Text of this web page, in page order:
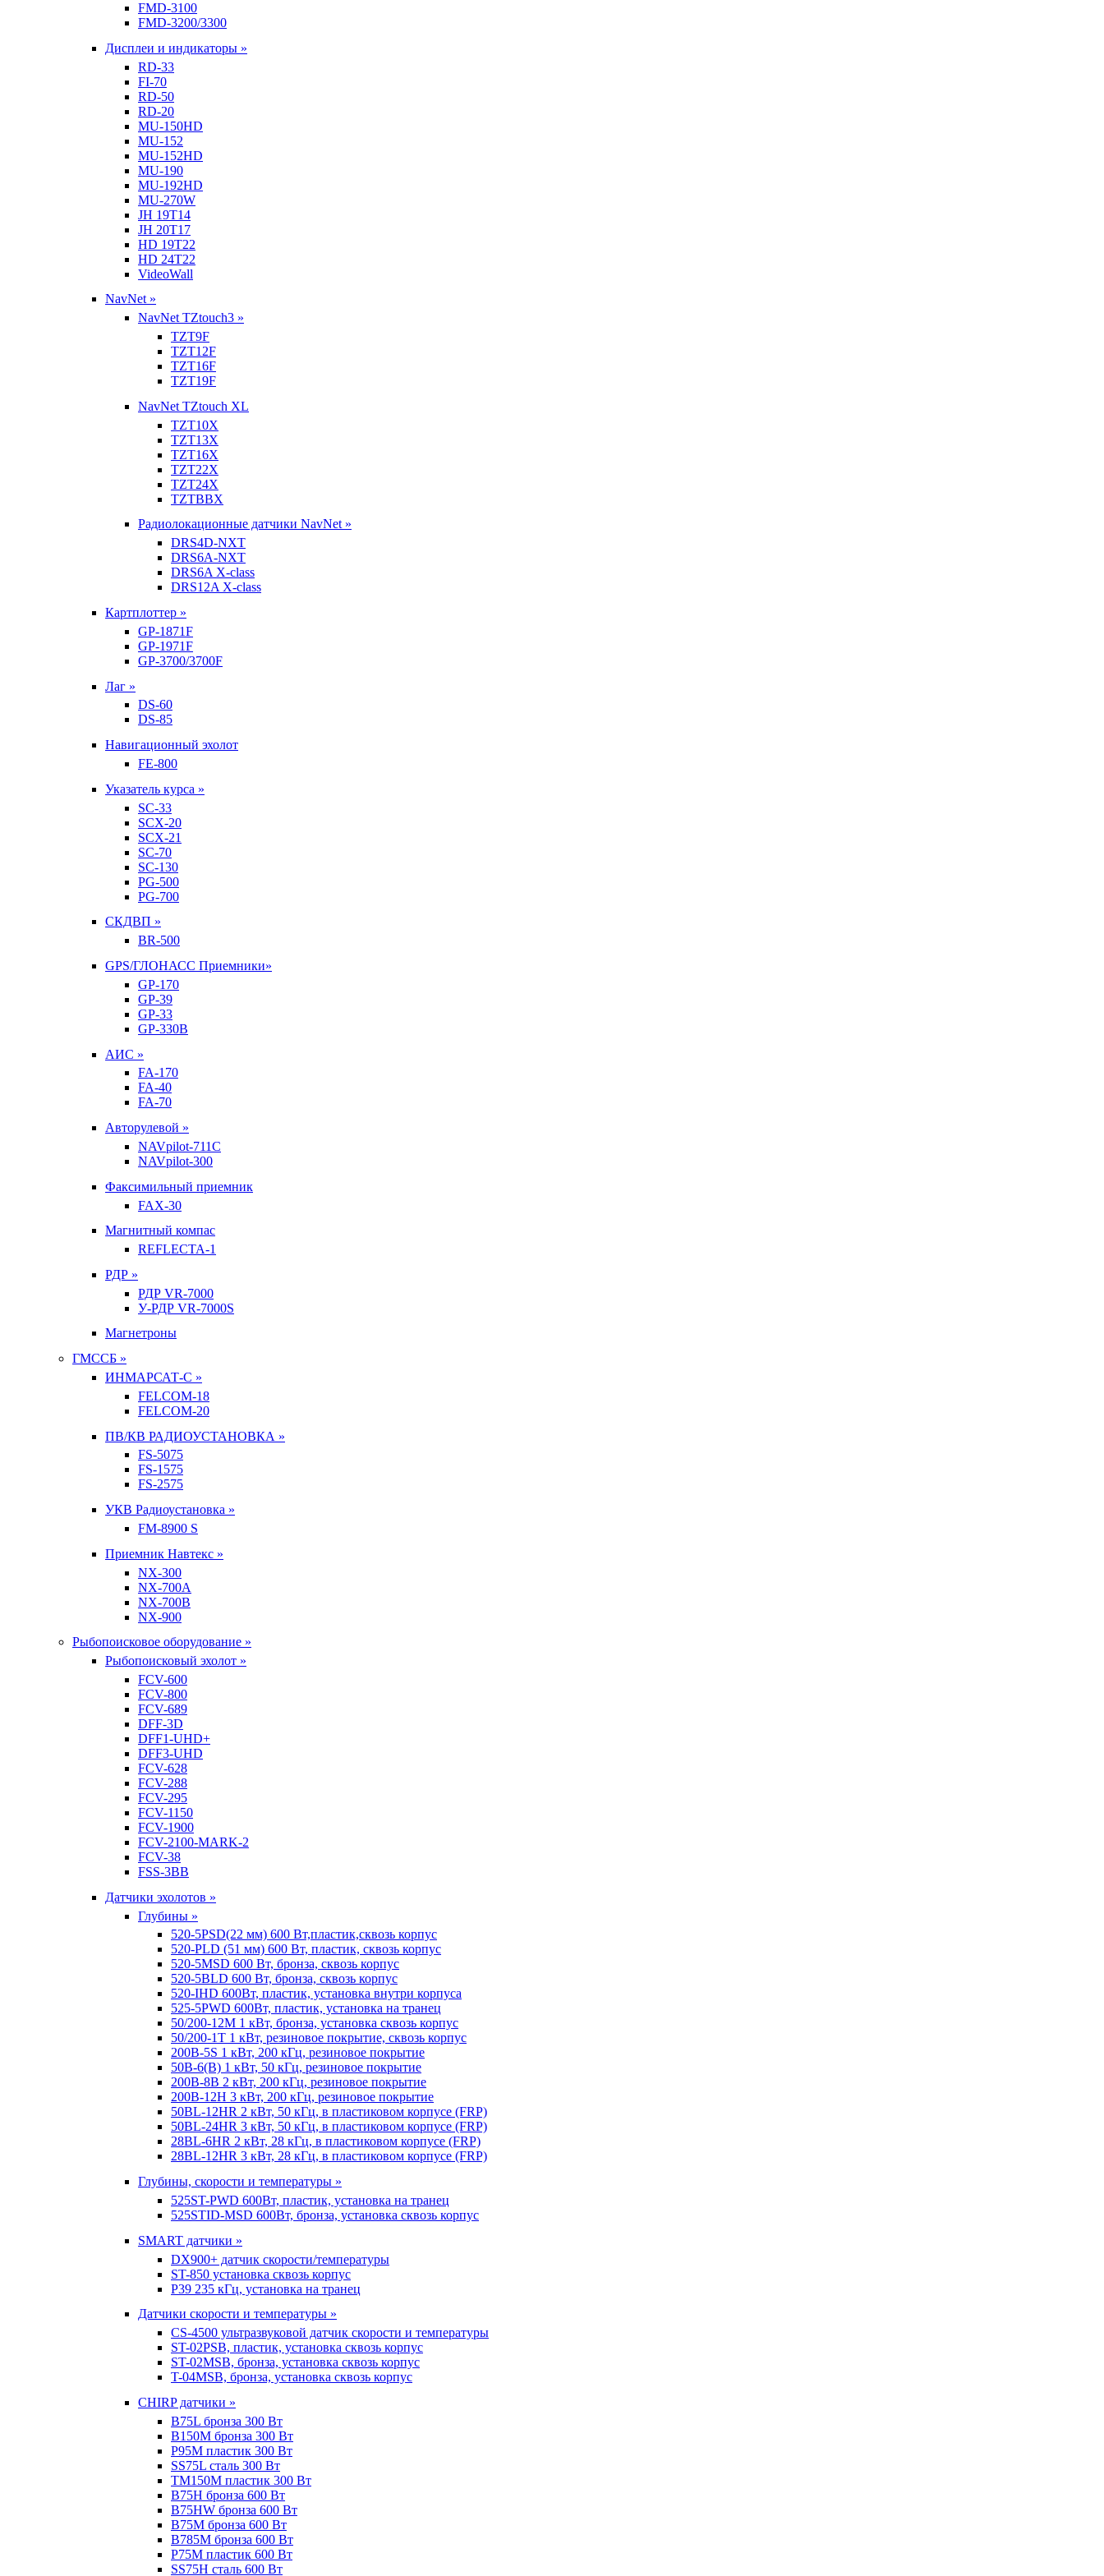
FMD-3100
FMD-3200/3300
Дисплеи и индикаторы »
RD-33
FI-70
RD-50
RD-20
MU-150HD
MU-152
MU-152HD
MU-190
MU-192HD
MU-270W
JH 19T14
JH 20T17
HD 19T22
HD 24T22
VideoWall
NavNet »
NavNet TZtouch3 »
TZT9F
TZT12F
TZT16F
TZT19F
NavNet TZtouch XL
TZT10X
TZT13X
TZT16X
TZT22X
TZT24X
TZTBBX
Радиолокационные датчики NavNet »
DRS4D-NXT
DRS6A-NXT
DRS6A X-class
DRS12A X-class
Картплоттер »
GP-1871F
GP-1971F
GP-3700/3700F
Лаг »
DS-60
DS-85
Навигационный эхолот
FE-800
Указатель курса »
SC-33
SCX-20
SCX-21
SC-70
SC-130
PG-500
PG-700
СКДВП »
BR-500
GPS/ГЛОНАСС Приемники»
GP-170
GP-39
GP-33
GP-330B
АИС »
FA-170
FA-40
FA-70
Авторулевой »
NAVpilot-711С
NAVpilot-300
Факсимильный приемник
FAX-30
Магнитный компас
REFLECTA-1
РДР »
РДР VR-7000
У-РДР VR-7000S
Магнетроны
ГМССБ »
ИНМАРСАТ-С »
FELCOM-18
FELCOM-20
ПВ/КВ РАДИОУСТАНОВКА »
FS-5075
FS-1575
FS-2575
УКВ Радиоустановка »
FM-8900 S
Приемник Навтекс »
NX-300
NX-700A
NX-700B
NX-900
Рыбопоисковое оборудование »
Рыбопоисковый эхолот »
FCV-600
FCV-800
FCV-689
DFF-3D
DFF1-UHD+
DFF3-UHD
FCV-628
FCV-288
FCV-295
FCV-1150
FCV-1900
FCV-2100-MARK-2
FCV-38
FSS-3BB
Датчики эхолотов »
Глубины »
520-5PSD(22 мм) 600 Вт,пластик,сквозь корпус
520-PLD (51 мм) 600 Вт, пластик, сквозь корпус
520-5MSD 600 Вт, бронза, сквозь корпус
520-5BLD 600 Вт, бронза, сквозь корпус
520-IHD 600Вт, пластик, установка внутри корпуса
525-5PWD 600Вт, пластик, установка на транец
50/200-12M 1 кВт, бронза, установка сквозь корпус
50/200-1T 1 кВт, резиновое покрытие, сквозь корпус
200B-5S 1 кВт, 200 кГц, резиновое покрытие
50B-6(B) 1 кВт, 50 кГц, резиновое покрытие
200B-8B 2 кВт, 200 кГц, резиновое покрытие
200B-12H 3 кВт, 200 кГц, резиновое покрытие
50BL-12HR 2 кВт, 50 кГц, в пластиковом корпусе (FRP)
50BL-24HR 3 кВт, 50 кГц, в пластиковом корпусе (FRP)
28BL-6HR 2 кВт, 28 кГц, в пластиковом корпусе (FRP)
28BL-12HR 3 кВт, 28 кГц, в пластиковом корпусе (FRP)
Глубины, скорости и температуры »
525ST-PWD 600Вт, пластик, установка на транец
525STID-MSD 600Вт, бронза, установка сквозь корпус
SMART датчики »
DX900+ датчик скорости/температуры
ST-850 установка сквозь корпус
P39 235 кГц, установка на транец
Датчики скорости и температуры »
CS-4500 ультразвуковой датчик скорости и температуры
ST-02PSB, пластик, установка сквозь корпус
ST-02MSB, бронза, установка сквозь корпус
T-04MSB, бронза, установка сквозь корпус
CHIRP датчики »
B75L бронза 300 Вт
B150M бронза 300 Вт
P95M пластик 300 Вт
SS75L сталь 300 Вт
TM150M пластик 300 Вт
B75H бронза 600 Вт
B75HW бронза 600 Вт
B75M бронза 600 Вт
B785M бронза 600 Вт
P75M пластик 600 Вт
SS75H сталь 600 Вт